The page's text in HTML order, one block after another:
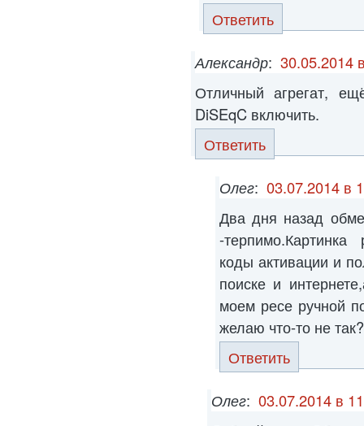
Ответить
Александр: 30.05.2014
Отличный агрегат,
DiSEqC включить.
Ответить
Олег: 03.07.2014 в
Два дня назад
-
коды активации и
поиске и
моем ресе ручной
желаю что-то не так?
Ответить
Олег: 03.07.2014 в